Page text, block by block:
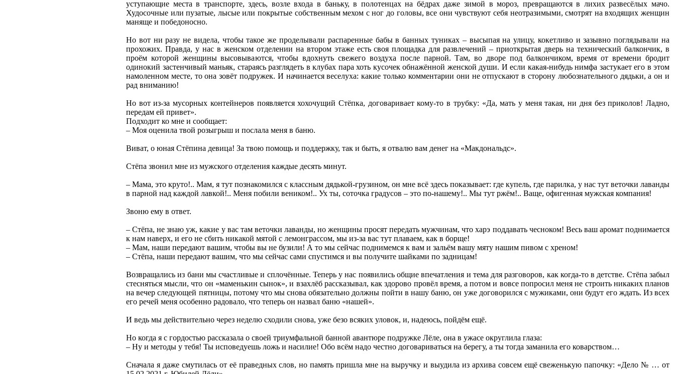
уступающие места в транспорте, здесь, возле входа в баньку, в полотенцах на бёдрах даже зимой в мороз, превращаются в лихих развесёлых мачо.
Худосочные или пузатые, лысые или покрытые собственным мехом с ног до головы, все они чувствуют себя неотразимыми, смотрят на входящих женщин
маняще и победоносно.
Но вот ни разу не видела, чтобы такое же проделывали распаренные бабы в банных туниках – высыпая на улицу, кокетливо и зазывно поглядывали на
прохожих. Правда, у нас в женском отделении на втором этаже есть своя площадка для развлечений – приоткрытая дверь на технический балкончик, в
проём которой женщины высовываются, чтобы вдохнуть свежего воздуха после парной. Там, во дворе под балкончиком, время от времени бродит
одинокий застенчивый маньяк, стараясь разглядеть в клубах пара хоть кусочек обнажённой женской души. И если какая-нибудь нимфа застукает его в этом
намоленном месте, то она зовёт подружек. И начинается веселуха: какие только комментарии они не отпускают в сторону любознательного дядьки, а он и
рад вниманию!
Но вот из-за мусорных контейнеров появляется хохочущий Стёпка, договаривает кому-то в трубку: «Да, мать у меня такая, ни дня без приколов! Ладно,
передам ей привет».
Подходит ко мне и сообщает:
– Моя оценила твой розыгрыш и послала меня в баню.
Виват, о юная Стёпина девица! За твою помощь и поддержку, так и быть, я отвалю вам денег на «Макдональдс».
Стёпа звонил мне из мужского отделения каждые десять минут.
– Мама, это круто!.. Мам, я тут познакомился с классным дядькой-грузином, он мне всё здесь показывает: где купель, где парилка, у нас тут веточки лаванды
в парной над каждой лавкой!.. Меня побили веником!.. Ух ты, соточка градусов – это по-нашему!.. Мы тут ржём!.. Ваще, офигенная мужская компания!
Звоню ему в ответ.
– Стёпа, не знаю уж, какие у вас там веточки лаванды, но женщины просят передать мужчинам, что харэ поддавать чесноком! Весь ваш аромат поднимается
к нам наверх, и его не сбить никакой мятой с лемонграссом, мы из-за вас тут плаваем, как в борще!
– Мам, наши передают вашим, чтобы вы не бузили! А то мы сейчас поднимемся к вам и зальём вашу мяту нашим пивом с хреном!
– Стёпа, наши передают вашим, что мы сейчас сами спустимся и вы получите шайками по задницам!
Возвращались из бани мы счастливые и сплочённые. Теперь у нас появились общие впечатления и тема для разговоров, как когда-то в детстве. Стёпа забыл
стесняться мысли, что он «маменькин сынок», и взахлёб рассказывал, как здорово провёл время, а потом и вовсе попросил меня не строить никаких планов
на вечер следующей пятницы, потому что мы снова обязательно должны пойти в нашу баню, он уже договорился с мужиками, они будут его ждать. Из всех
его речей меня особенно радовало, что теперь он назвал баню «нашей».
И ведь мы действительно через неделю сходили снова, уже безо всяких уловок, и, надеюсь, пойдём ещё.
Но когда я с гордостью рассказала о своей триумфальной банной авантюре подружке Лёле, она в ужасе округлила глаза:
– Ну и методы у тебя! Ты исповедуешь ложь и насилие! Обо всём надо честно договариваться на берегу, а ты тогда заманила его коварством…
Сначала я даже смутилась от её праведных слов, но память пришла мне на выручку и выудила из архива совсем ещё свеженькую папочку: «Дело № … от